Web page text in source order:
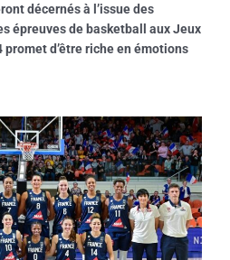
décernés à l’issue des
épreuves de basketball aux Jeux
d’être riche en émotions